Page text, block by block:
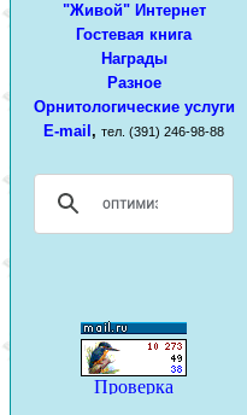
"Живой" Интернет
Гостевая книга
Награды
Разное
Орнитологические услуги
E-mail , тел. (391) 246-98-88